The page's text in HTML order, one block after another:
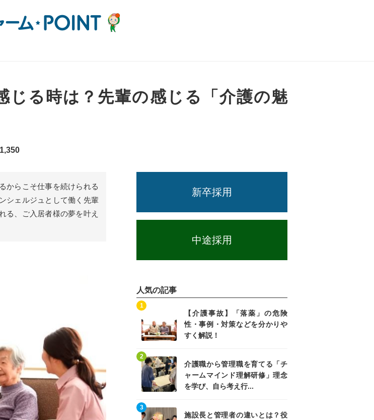
じる時は？先輩の感じる「介護の魅
からこそ仕事を続けられる
シェルジュとして働く先輩
る、ご入居者様の夢を叶え
新卒採用
中途採用
人気の記事
【介護事故】「落薬」の危険
性・事例・対策などを分かりや
すく解説！
1
介護職から管理職を育てる「チ
ャームマインド理解研修」理念
を学び、自ら考え行...
2
施設長と管理者の違いとは？役
3
記事を読む